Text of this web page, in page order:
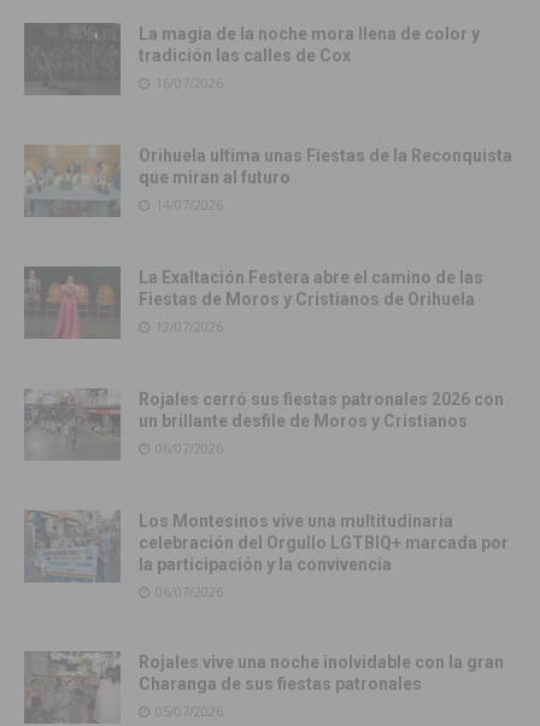
La magia de la noche mora llena de color y
tradición las calles de Cox
16/07/2026
Orihuela ultima unas Fiestas de la Reconquista
que miran al futuro
14/07/2026
La Exaltación Festera abre el camino de las
Fiestas de Moros y Cristianos de Orihuela
12/07/2026
Rojales cerró sus fiestas patronales 2026 con
un brillante desfile de Moros y Cristianos
06/07/2026
Los Montesinos vive una multitudinaria
celebración del Orgullo LGTBIQ+ marcada por
la participación y la convivencia
06/07/2026
Rojales vive una noche inolvidable con la gran
Charanga de sus fiestas patronales
05/07/2026